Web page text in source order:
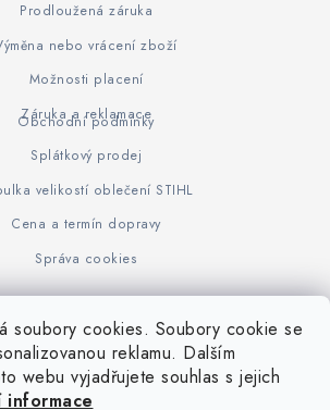
soubory cookies. Soubory cookie se
reklamu. Dalším
webu vyjadřujete souhlas s jejich
informace
Prodloužená záruka
nebo vrácení zboží
Možnosti placení
Záruka a reklamace
Obchodní podmínky
Splátkový prodej
velikostí oblečení STIHL
Cena a termín dopravy
Správa cookies
Výrobce STIHL STIHL Timbersport